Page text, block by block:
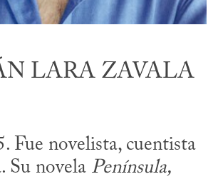
LARA ZAVALA
Fue novelista, cuentista
Su novela Península,